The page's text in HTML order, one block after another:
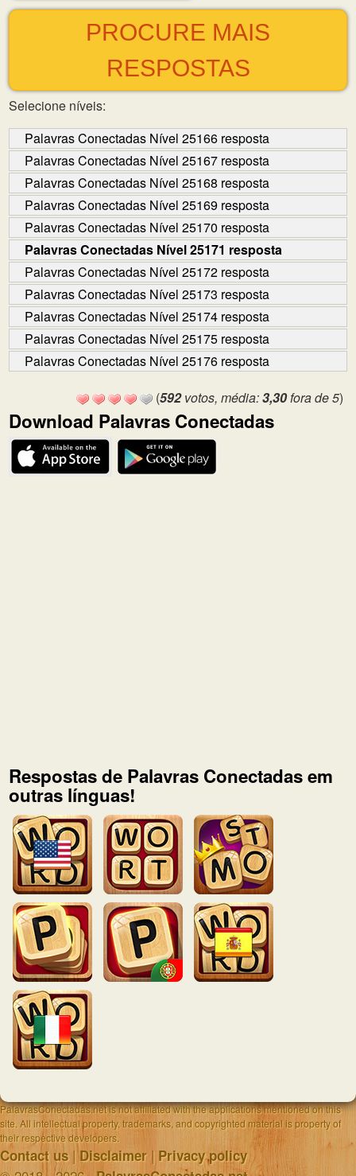
PROCURE MAIS
RESPOSTAS
Selecione níveis:
Palavras Conectadas Nível 25166 resposta
Palavras Conectadas Nível 25167 resposta
Palavras Conectadas Nível 25168 resposta
Palavras Conectadas Nível 25169 resposta
Palavras Conectadas Nível 25170 resposta
Palavras Conectadas Nível 25171 resposta
Palavras Conectadas Nível 25172 resposta
Palavras Conectadas Nível 25173 resposta
Palavras Conectadas Nível 25174 resposta
Palavras Conectadas Nível 25175 resposta
Palavras Conectadas Nível 25176 resposta
(592votos, média:3,30fora de 5)
Download Palavras Conectadas
Respostas de Palavras Conectadas em
outras línguas!
PalavrasConectadas.net is not affiliated with the applications mentioned on this
site. All intellectual property, trademarks, and copyrighted material is property of
their respective developers.
Contact us| Disclaimer | Privacy policy